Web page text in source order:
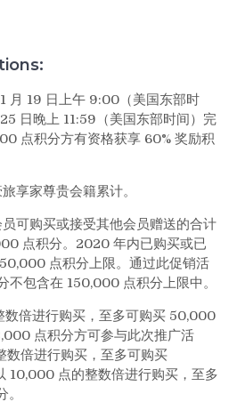
月 19 日上午 9:00（美国东部时
日晚上 11:59（美国东部时间）完
点积分方有资格获享 60% 奖励积
享家尊贵会籍累计。
可购买或接受其他会员赠送的合计
点积分。2020 年内已购买或已
点积分上限。通过此促销活
不包含在 150,000 点积分上限中。
数倍进行购买，至多可购买 50,000
点积分方可参与此次推广活
倍进行购买，至多可购买
10,000 点的整数倍进行购买，至多